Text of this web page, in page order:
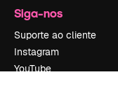
Siga-nos
Suporte ao cliente
Instagram
YouTube